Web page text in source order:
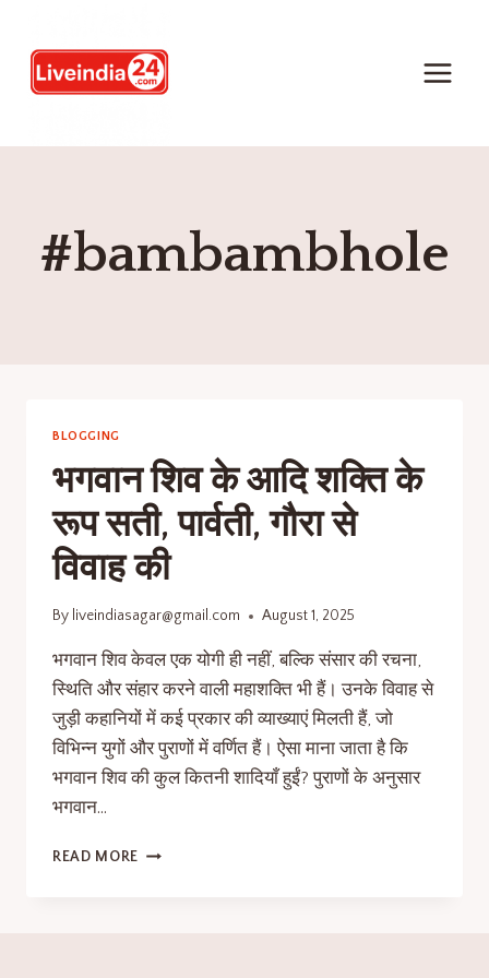
#bambambhole
BLOGGING
भगवान शिव के आदि शक्ति के
रूप सती, पार्वती, गौरा से
विवाह की
By liveindiasagar@gmail.com August 1, 2025
भगवान शिव केवल एक योगी ही नहीं, बल्कि संसार की रचना,
स्थिति और संहार करने वाली महाशक्ति भी हैं। उनके विवाह से
जुड़ी कहानियों में कई प्रकार की व्याख्याएं मिलती हैं, जो
विभिन्न युगों और पुराणों में वर्णित हैं। ऐसा माना जाता है कि
भगवान शिव की कुल कितनी शादियाँ हुईं? पुराणों के अनुसार
भगवान…
READ MORE